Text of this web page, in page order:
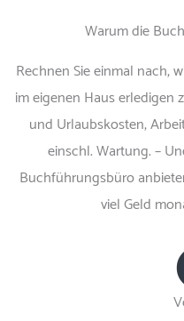
Warum die
Rechnen Sie einmal nach,
im eigenen Haus erledigen
und Urlaubskosten,
einschl. Wartung. –
Buchführungsbüro
viel Geld